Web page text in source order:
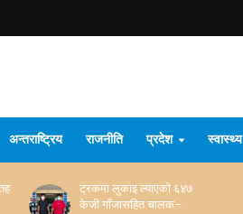
अन्तराष्ट्रिय राजनीति प्रदेश स्वास्थ्य
ट्रकमा लुकाइ ल्याएको ६४७
केजी गाँजासहित चालक–